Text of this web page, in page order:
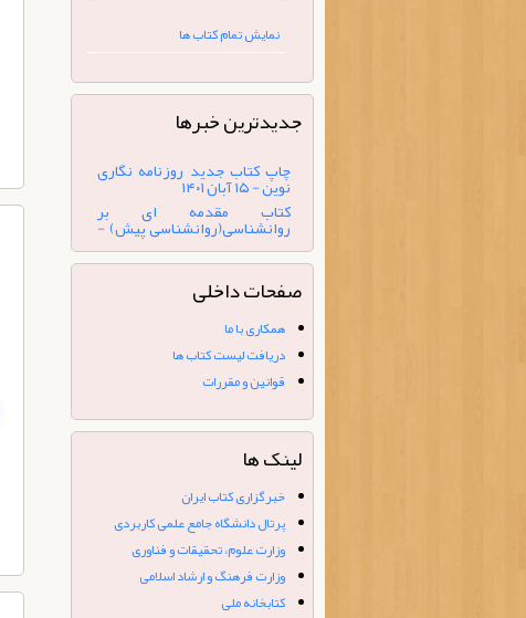
نمایش تمام کتاب ها
جدیدترین خبرها
کتاب مقدمه ای بر
روانشناسی(روانشناسی پیش) -
۲۰ تیر ۱۴۰۰
چاپ کتاب تاریخ هنر ایران و جهان
(تمام رنگی) - ۷ بهمن ۱۳۹۹
کتاب « ارزیابی طرح‌های فرهنگی»
منتشر شد. - ۳۱ شهریور ۱۴۰۴
شهریور ۱۴۰۲
چاپ کتاب جدید روزنامه نگاری
نوین - ۱۵ آبان ۱۴۰۱
صفحات داخلی
همکاری با ما
دریافت لیست کتاب ها
قوانین و مقررات
لینک ها
خبرگزاری کتاب ایران
پرتال دانشگاه جامع علمی کاربردی
وزارت علوم، تحقیقات و فناوری
وزارت فرهنگ و ارشاد اسلامی
کتابخانه ملی